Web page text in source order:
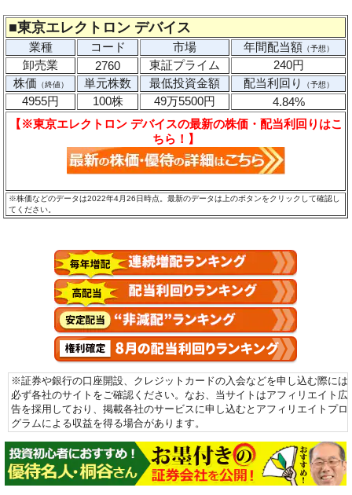
■東京エレクトロン デバイス
業種 コード 市場 年間配当額 （予想）
卸売業 2760 東証プライム
240円
株価 （終値） 単元株数 最低投資金額 配当利回り （予想）
4955円 100株 49万5500円
4.84%
【※東京エレクトロン デバイスの最新の株価・配当利回りはこ
ちら！】
※株価などのデータは2022年4月26日時点。最新のデータは上のボタンをクリックして確認し
てください。
※証券や銀行の口座開設、クレジットカードの入会などを申し込む際には
必ず各社のサイトをご確認ください。なお、当サイトはアフィリエイト広
告を採用しており、掲載各社のサービスに申し込むとアフィリエイトプロ
グラムによる収益を得る場合があります。